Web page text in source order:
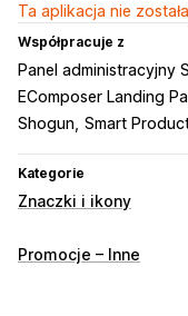
Ta aplikacja nie
Współpracuje z
Panel administracyjny
EComposer Landing
Shogun Smart
Kategorie
Znaczki i ikony
Typy ikon
Promocje – Inne